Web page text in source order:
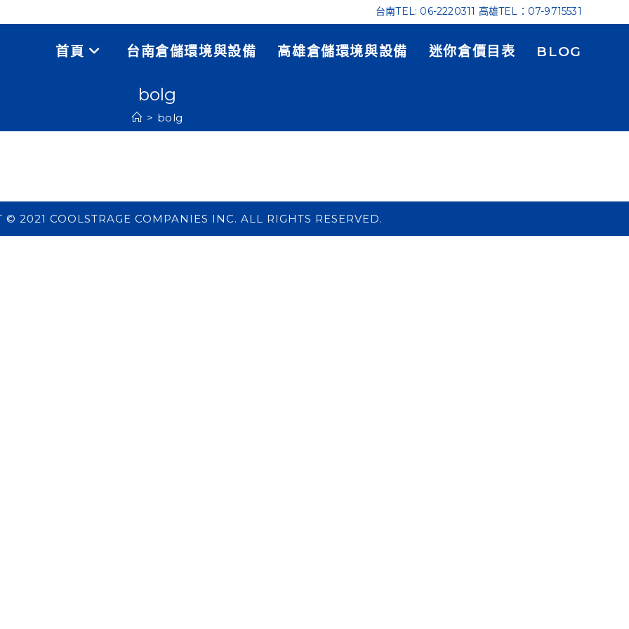
台南TEL: 06-2220311 高雄TEL：07-9715531
首頁 台南倉儲環境與設備 高雄倉儲環境與設備 迷你倉價目表 BLOG
bolg
> bolg
© 2021 COOLSTRAGE COMPANIES INC. ALL RIGHTS RESERVED.